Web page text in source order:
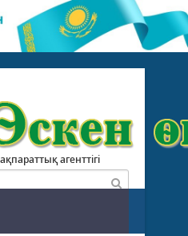
агенттігі